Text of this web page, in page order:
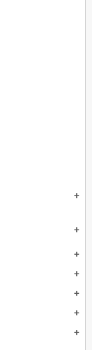
add
add
add
add
add
add
add